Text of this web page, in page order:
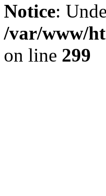
Notice:
/var/www/
on line 299